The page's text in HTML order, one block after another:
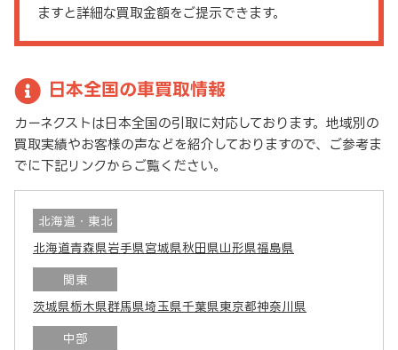
ますと詳細な買取金額をご提示できます。
日本全国の車買取情報
カーネクストは日本全国の引取に対応しております。地域別の
買取実績やお客様の声などを紹介しておりますので、ご参考ま
でに下記リンクからご覧ください。
北海道・東北
北海道青森県岩手県宮城県秋田県山形県福島県
関東
茨城県栃木県群馬県埼玉県千葉県東京都神奈川県
中部